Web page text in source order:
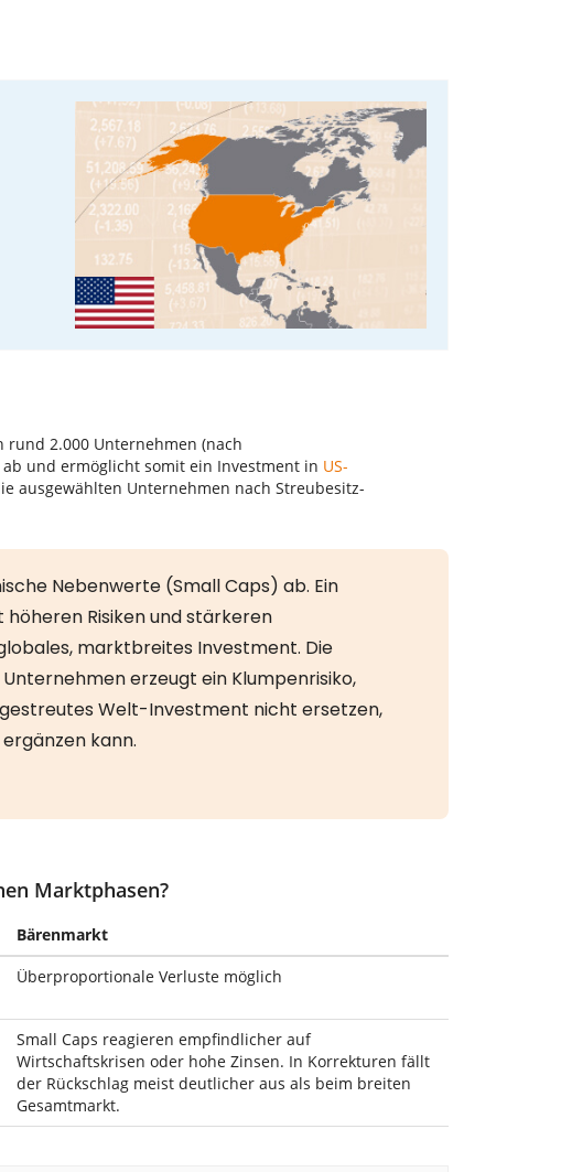
2.000 Unternehmen (nach
und ermöglicht somit ein Investment in US-
ausgewählten Unternehmen nach Streubesitz-
Marktphasen?
Bärenmarkt
Überproportionale Verluste möglich
Small Caps reagieren empfindlicher auf
Wirtschaftskrisen oder hohe Zinsen. In Korrekturen fällt
der Rückschlag meist deutlicher aus als beim breiten
Gesamtmarkt.